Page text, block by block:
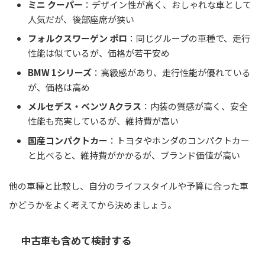
ミニ クーパー ：デザイン性が高く、おしゃれな車として
人気だが、後部座席が狭い
フォルクスワーゲン ポロ ：同じグループの車種で、走行
性能は似ているが、価格が若干安め
BMW 1シリーズ ：高級感があり、走行性能が優れている
が、価格は高め
メルセデス・ベンツ Aクラス ：内装の質感が高く、安全
性能も充実しているが、維持費が高い
国産コンパクトカー ：トヨタやホンダのコンパクトカー
と比べると、維持費がかかるが、ブランド価値が高い
他の車種と比較し、自分のライフスタイルや予算に合った車
かどうかをよく考えてから決めましょう。
中古車も含めて検討する